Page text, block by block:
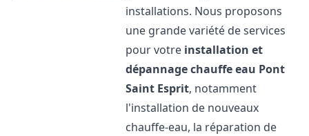
installations. Nous proposons
une grande variété de services
pour votre installation et
dépannage chauffe eau Pont
Saint Esprit, notamment
l'installation de nouveaux
chauffe-eau, la réparation de